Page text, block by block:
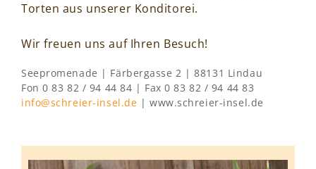
Torten aus unserer Konditorei.
Wir freuen uns auf Ihren Besuch!
Seepromenade | Färbergasse 2 | 88131 Lindau
Fon 0 83 82 / 94 44 84 | Fax 0 83 82 / 94 44 83
info@schreier-insel.de | www.schreier-insel.de